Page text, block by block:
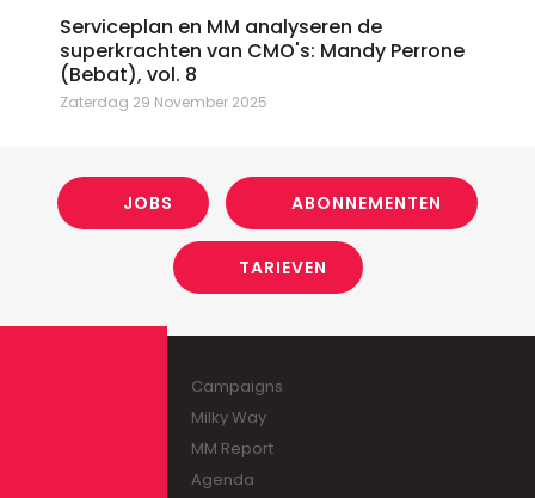
Serviceplan en MM analyseren de
superkrachten van CMO's: Mandy Perrone
(Bebat), vol. 8
Zaterdag 29 November 2025
JOBS ABONNEMENTEN
TARIEVEN
Campaigns
Milky Way
MM Report
Agenda